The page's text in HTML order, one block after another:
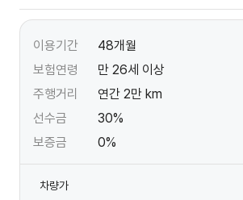
이용기간
48개월
보험연령
만 26세 이상
주행거리
연간 2만 km
선수금
30%
보증금
0%
차량가